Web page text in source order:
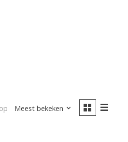
Meest bekeken